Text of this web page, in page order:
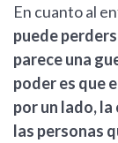
En cuanto al
puede
parece una
poder es que
por un lado,
las personas